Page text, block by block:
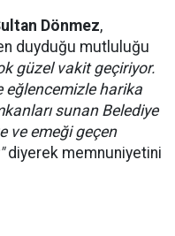
Dönmez,
duyduğu mutluluğu
güzel vakit geçiriyor.
eğlencemizle harika
sunan Belediye
ve emeği geçen
diyerek memnuniyetini